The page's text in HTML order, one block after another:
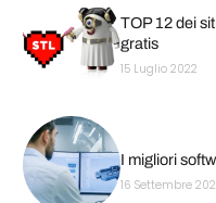
TOP 12 dei
gratis
15 Luglio 2022
I migliori
16 Settembre